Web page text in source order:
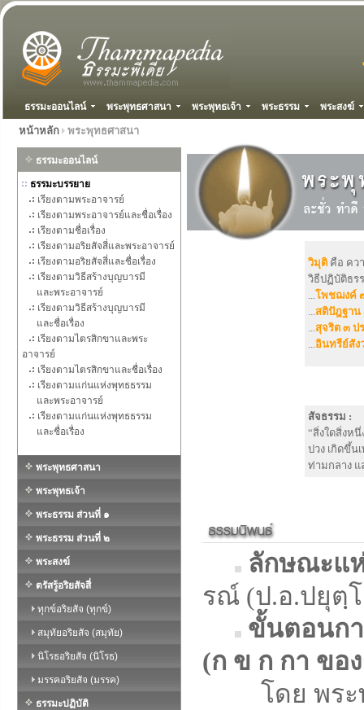
ธรรมะออนไลน์ พระพุทธศาสนา พระพุทธเจ้า พระธรรม พระสงฆ์
หน้าหลัก พระพุทธศาสนา
ธรรมะออนไลน์
ธรรมะบรรยาย
เรียงตามพระอาจารย์
เรียงตามพระอาจารย์และชื่อเรื่อง
เรียงตามชื่อเรื่อง
เรียงตามอริยสัจสี่และพระอาจารย์
เรียงตามอริยสัจสี่และชื่อเรื่อง
เรียงตามวิธีสร้างบุญบารมี
และพระอาจารย์
เรียงตามวิธีสร้างบุญบารมี
และชื่อเรื่อง
เรียงตามไตรสิกขาและพระ
อาจารย์
เรียงตามไตรสิกขาและชื่อเรื่อง
เรียงตามแก่นแห่งพุทธธรรม
และพระอาจารย์
เรียงตามแก่นแห่งพุทธธรรม
และชื่อเรื่อง
พระพุทธศาสนา
พระพุทธเจ้า
พระธรรม ส่วนที่ ๑
พระธรรม ส่วนที่ ๒
พระสงฆ์
ตรัสรู้อริยสัจสี่
ทุกข์อริยสัจ (ทุกข์)
สมุทัยอริยสัจ (สมุทัย)
นิโรธอริยสัจ (นิโรธ)
มรรคอริยสัจ (มรรค)
ธรรมะปฏิบัติ
วิมุติ คือ คว
วิธีปฏิบัติธร
...โพชฌงค์
...สติปัฎฐาน
...สุจริต ๓ ป
...อินทรีย์สัง
สัจธรรม :
“สิ่งใดสิ่งห
ปวง เกิดขึ้น
ท่ามกลาง แ
ลักษณะแ
รณ์ (ป.อ.ปยุตฺ
ขั้นตอนก
(ก ข ก กา ขอ
โดย พระพุ